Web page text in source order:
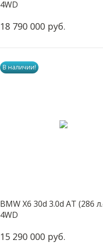
4WD
18 790 000 руб.
В наличии!
BMW X6 30d 3.0d AT (286
4WD
15 290 000 руб.